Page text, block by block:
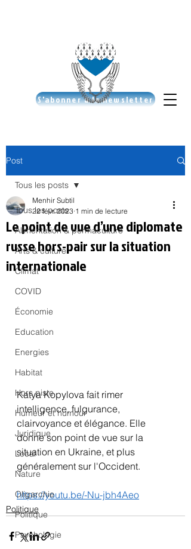
S'abonner à la newsletter
Post
Tous les posts
Alimentation & permaculture
Arts & culture
Climat
COVID
Économie
Education
Energies
Habitat
Hors piste
Humeur et humour
Juridique
Local
Nature
Oligarchie
Politique
Psychologie
Tous les posts
Le point de vue d’une diplomate
russe hors-pair sur la situation
internationale
Menhir Subtil
22 févr. 2023 1 min de lecture
Katya Kopylova fait rimer
intelligence, fulgurance,
clairvoyance et élégance. Elle
donne son point de vue sur la
situation en Ukraine, et plus
généralement sur l'Occident.
https://youtu.be/-Nu-jbh4Aeo
Politique